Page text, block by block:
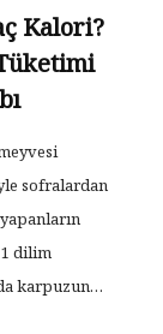
Kalori?
sofralardan
dilim
karpuzun…